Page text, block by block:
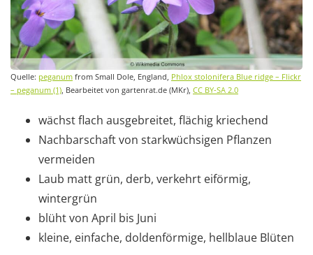
Quelle: peganum from Small Dole, England, Phlox stolonifera Blue ridge – Flickr
– peganum (1) , Bearbeitet von gartenrat.de (MKr), CC BY-SA 2.0
wächst flach ausgebreitet, flächig kriechend
Nachbarschaft von starkwüchsigen Pflanzen
vermeiden
Laub matt grün, derb, verkehrt eiförmig,
wintergrün
blüht von April bis Juni
kleine, einfache, doldenförmige, hellblaue Blüten